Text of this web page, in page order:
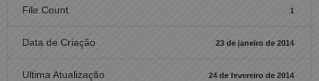
File Count 1
Data de Criação 23 de janeiro de 2014
Ultima Atualização 24 de fevereiro de 2014